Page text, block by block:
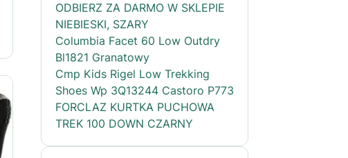
ODBIERZ ZA DARMO W SKLEPIE
NIEBIESKI, SZARY
Columbia Facet 60 Low Outdry
Bl1821 Granatowy
Cmp Kids Rigel Low Trekking
Shoes Wp 3Q13244 Castoro P773
FORCLAZ KURTKA PUCHOWA
TREK 100 DOWN CZARNY